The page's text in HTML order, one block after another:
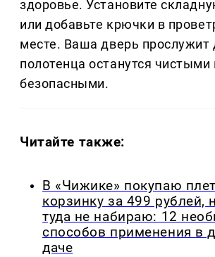
здоровье. Установите
или добавьте крючки в
месте. Ваша дверь прослужит
полотенца останутся чистыми
безопасными.
Читайте также:
В «Чижике» покупаю
корзинку за 499 рублей,
туда не набираю: 12
способов применения в
даче